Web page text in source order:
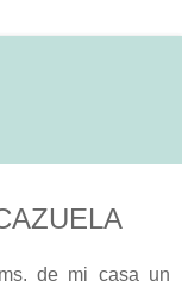
de mi casa un